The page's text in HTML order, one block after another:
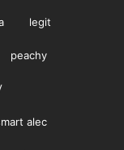
legit
peachy
alec